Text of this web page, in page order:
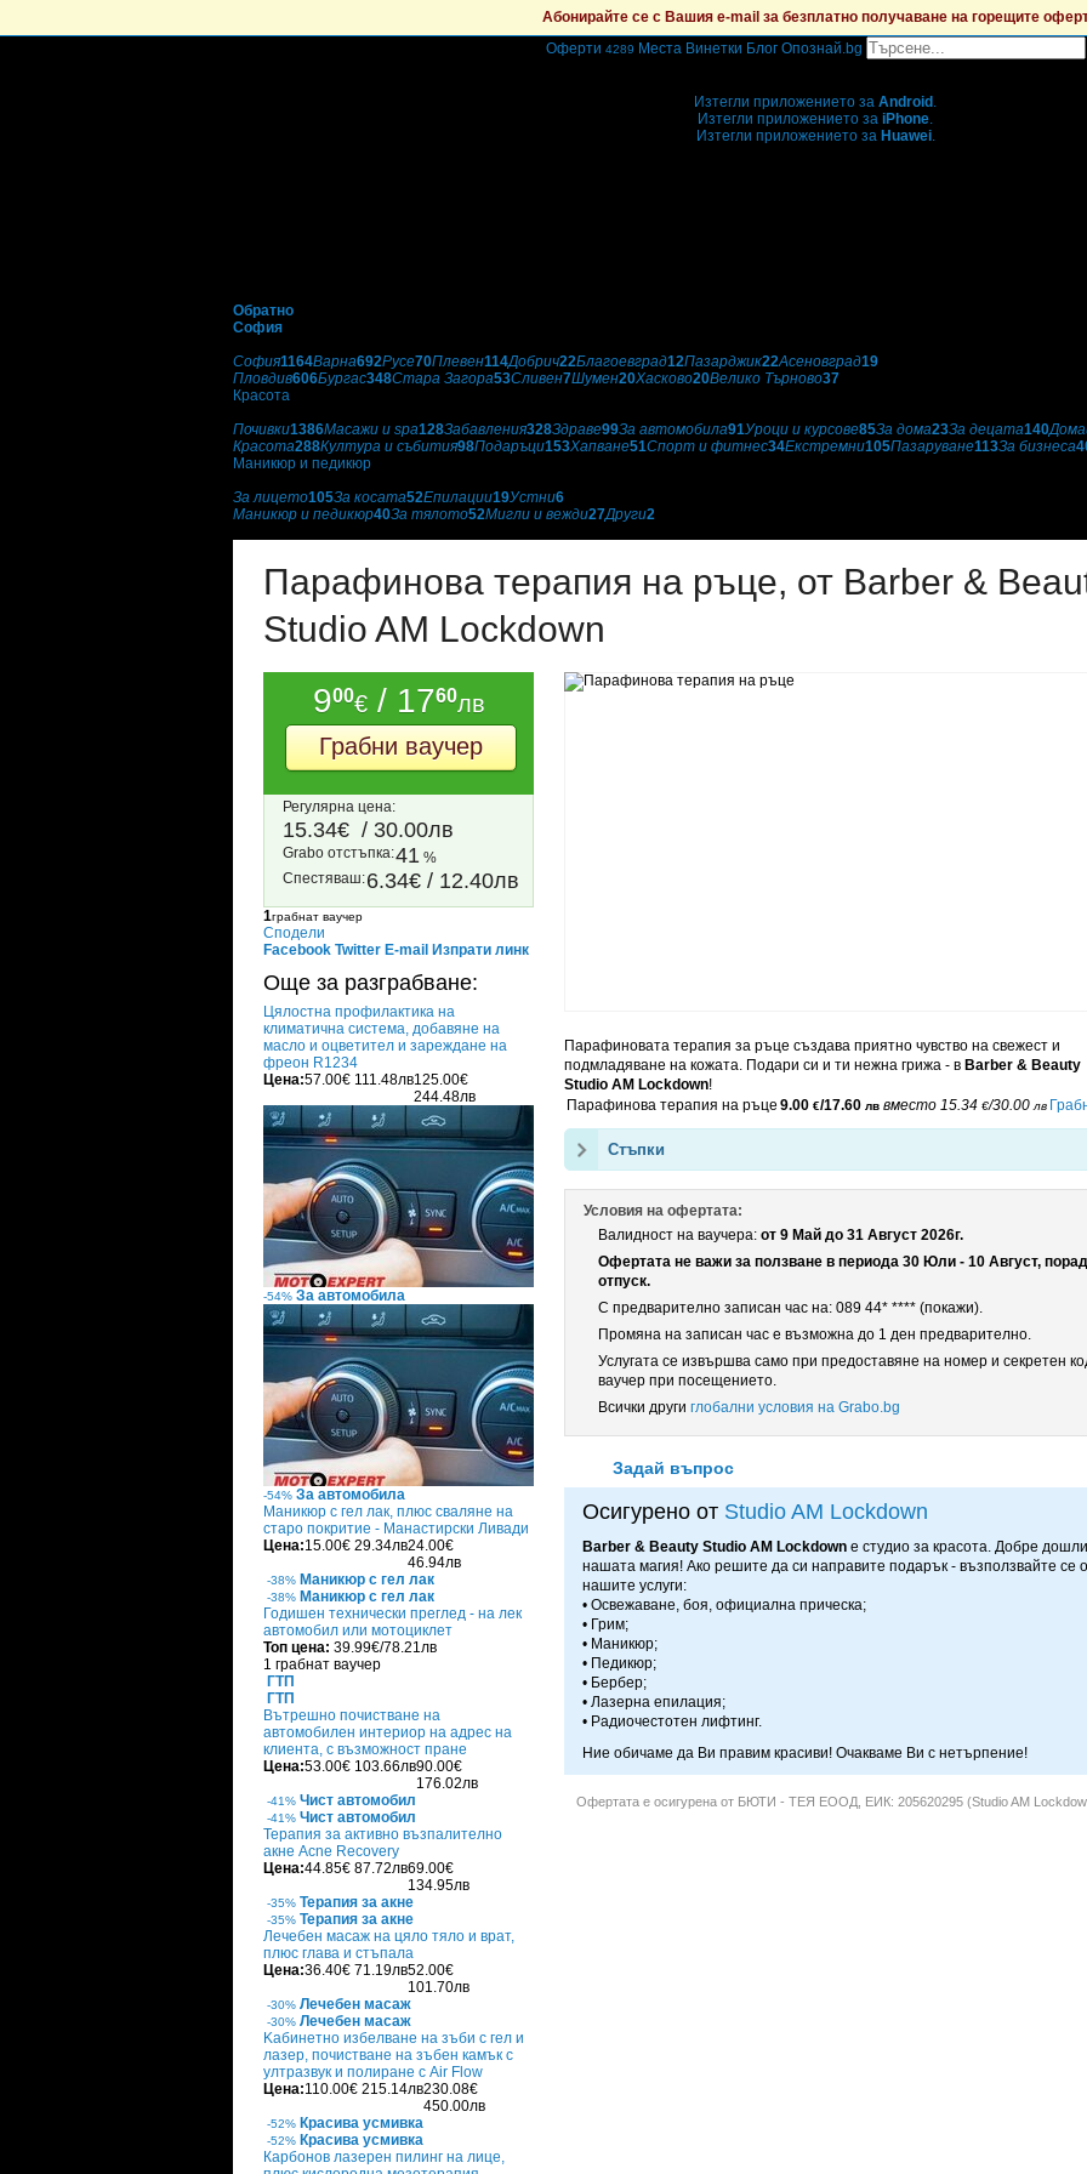
Абонирайте се с Вашия e-mail за безплатно получаване на горещите
Оферти 4289 Места Винетки Блог Опознай.bg
Изтегли приложението за Android .
Изтегли приложението за iPhone.
Изтегли приложението за Huawei.
Обратно
София
София1164Варна692Русе70Плевен114Добрич22Благоевград12Пазарджик22Асеновград19
Пловдив606Бургас348Стара Загора53Сливен7Шумен20Хасково20Велико Търново37
Красота
Почивки1386Масажи и spa128Забавления328Здраве99За автомобила91Уроци и курсове85За дома23За децата140
Красота288Култура и събития98Подаръци153Хапване51Спорт и фитнес34Екстремни105Пазаруване113За бизнеса
Маникюр и педикюр
За лицето105За косата52Епилации19Устни6
Маникюр и педикюр40За тялото52Мигли и вежди27Други2
Парафинова терапия на ръце, от Barber &
Studio AM Lockdown
Парафиновата терапия за ръце създава приятно чувство на свежест и
подмладяване на кожата. Подари си и ти нежна грижа - в Barber & Beauty
Studio AM Lockdown!
Парафинова терапия на ръце 9.00 €/17.60 лв вместо 15.34 €/30.00лв
Стъпки
Условия на офертата:
Валидност на ваучера: от 9 Май до 31 Август 2026г.
Офертата не важи за ползване в периода 30 Юли - 10 Август,
отпуск.
С предварително записан час на: 089 44* **** (покажи).
Промяна на записан час е възможна до 1 ден предварително.
Услугата се извършва само при предоставяне на номер и секретен
ваучер при посещението.
Всички други глобални условия на Grabo.bg
Задай въпрос
Осигурено от Studio AM Lockdown
Barber & Beauty Studio AM Lockdown е студио за красота. Добре
нашата магия! Ако решите да си направите подарък - възползвайте се
нашите услуги:
• Освежаване, боя, официална прическа;
• Грим;
• Маникюр;
• Педикюр;
• Бербер;
• Лазерна епилация;
• Радиочестотен лифтинг.
Ние обичаме да Ви правим красиви! Очакваме Ви с нетърпение!
Офертата е осигурена от БЮТИ - ТЕЯ ЕООД , ЕИК: 205620295 (Studio AM
900€/ 1760лв
Грабни ваучер
Регулярна цена:
15.34€ / 30.00лв
Grabo oтстъпка:41 %
Спестяваш:6.34€ / 12.40лв
1грабнат ваучер
Сподели
Facebook Twitter E-mail Изпрати линк
Още за разграбване:
Цялостна профилактика на
климатична система, добавяне на
масло и оцветител и зареждане на
фреон R1234
Цена:57.00€ 111.48лв125.00€
244.48лв
-54% За автомобила
-54% За автомобила
Маникюр с гел лак, плюс сваляне на
старо покритие - Манастирски Ливади
Цена:15.00€ 29.34лв24.00€
46.94лв
-38% Маникюр с гел лак
-38% Маникюр с гел лак
Годишен технически преглед - на лек
автомобил или мотоциклет
Топ цена: 39.99€/78.21лв
1 грабнат ваучер
ГТП
ГТП
Вътрешно почистване на
автомобилен интериор на адрес на
клиента, с възможност пране
Цена:53.00€ 103.66лв90.00€
176.02лв
-41% Чист автомобил
-41% Чист автомобил
Терапия за активно възпалително
акне Acne Recovery
Цена:44.85€ 87.72лв69.00€
134.95лв
-35% Терапия за акне
-35% Терапия за акне
Лечебен масаж на цяло тяло и врат,
плюс глава и стъпала
Цена:36.40€ 71.19лв52.00€
101.70лв
-30% Лечебен масаж
-30% Лечебен масаж
Kабинетно избелване на зъби с гел и
лазер, почистване на зъбен камък с
ултразвук и полиране с Air Flow
Цена:110.00€ 215.14лв230.08€
450.00лв
-52% Красива усмивка
-52% Красива усмивка
Карбонов лазерен пилинг на лице,